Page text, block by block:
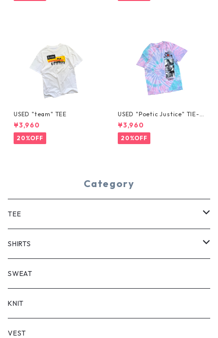
USED "team" TEE
¥3,960
20%OFF
USED "Poetic Justice" TIE-D
YE TEE
¥3,960
20%OFF
Category
TEE
SHORT SLEEVE
LONG SLEEVE
SHIRTS
SHORT SLEEVE
LONG SLEEVE
SWEAT
KNIT
VEST